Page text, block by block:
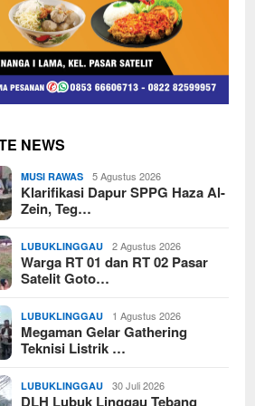
NEWS
MUSI RAWAS 5 Agustus 2026
Klarifikasi Dapur SPPG Haza Al-
Zein, Teg…
LUBUKLINGGAU 2 Agustus 2026
Warga RT 01 dan RT 02 Pasar
Satelit Goto…
LUBUKLINGGAU 1 Agustus 2026
Megaman Gelar Gathering
Teknisi Listrik …
LUBUKLINGGAU 30 Juli 2026
DLH Lubuk Linggau Tebang